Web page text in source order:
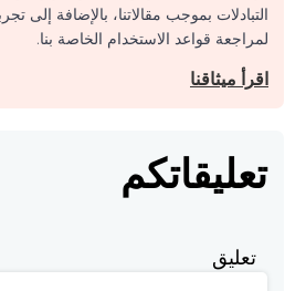
التبادلات بموجب مقالاتنا، بالإضافة إلى
لمراجعة قواعد الاستخدام الخاصة بنا.
اقرأ ميثاقنا
تعليقاتكم
تعليق